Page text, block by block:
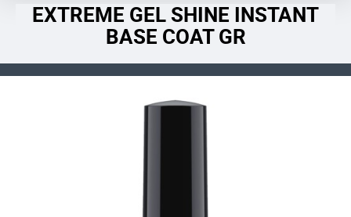
EXTREME GEL SHINE INSTANT
BASE COAT GR
m